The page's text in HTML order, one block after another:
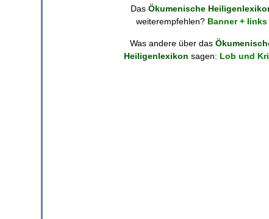
Das Ökumenische
weiterempfehlen? Banner + links
Was andere über das
Heiligenlexikon sagen: Lob und